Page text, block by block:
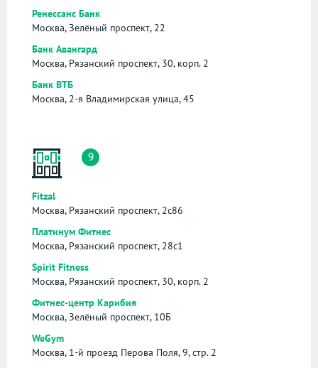
Ренессанс Банк
Москва, Зелёный проспект, 22
Банк Авангард
Москва, Рязанский проспект, 30, корп. 2
Банк ВТБ
Москва, 2-я Владимирская улица, 45
9
Fitzal
Москва, Рязанский проспект, 2с86
Платинум Фитнес
Москва, Рязанский проспект, 28с1
Spirit Fitness
Москва, Рязанский проспект, 30, корп. 2
Фитнес-центр Карибия
Москва, Зелёный проспект, 10Б
WeGym
Москва, 1-й проезд Перова Поля, 9, стр. 2